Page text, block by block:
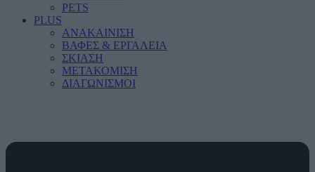
PETS
PLUS
ΑΝΑΚΑΙΝΙΣΗ
ΒΑΦΕΣ & ΕΡΓΑΛΕΙΑ
ΣΚΙΑΣΗ
ΜΕΤΑΚΟΜΙΣΗ
ΔΙΑΓΩΝΙΣΜΟΙ